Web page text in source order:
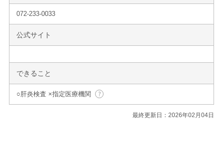
072-233-0033
公式サイト
できること
○肝炎検査 ×指定医療機関
最終更新日：2026年02月04日